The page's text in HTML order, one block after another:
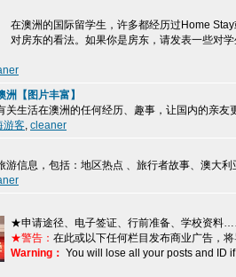
在澳洲的国际留学生，许多都经历过Home
对房东的看法。如果你是房东，请发表一些对
【图片丰富】
关生活在澳洲的任何经历、趣事，让国内的亲
游客, cleaner
游信息，包括：地区热点 、旅行者故事、澳大
★申请途径、电子签证、行前准备、学校资料
★警告： 在此或以下任何栏目发布商业广告，
Warning： You will lose all your posts and ID